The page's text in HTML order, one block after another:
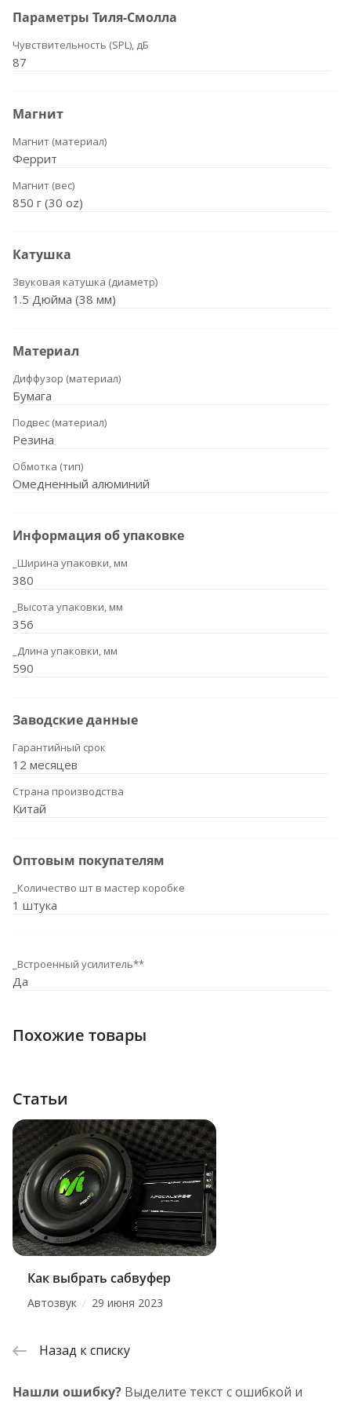
Параметры Тиля-Смолла
Чувствительность (SPL), дБ
87
Магнит
Магнит (материал)
Феррит
Магнит (вес)
850 г (30 oz)
Катушка
Звуковая катушка (диаметр)
1.5 Дюйма (38 мм)
Материал
Диффузор (материал)
Бумага
Подвес (материал)
Резина
Обмотка (тип)
Омедненный алюминий
Информация об упаковке
_Ширина упаковки, мм
380
_Высота упаковки, мм
356
_Длина упаковки, мм
590
Заводские данные
Гарантийный срок
12 месяцев
Страна производства
Китай
Оптовым покупателям
_Количество шт в мастер коробке
1 штука
_Встроенный усилитель**
Да
Похожие товары
Статьи
Как выбрать сабвуфер
Автозвук / 29 июня 2023
Назад к списку
Нашли ошибку? Выделите текст с ошибкой и